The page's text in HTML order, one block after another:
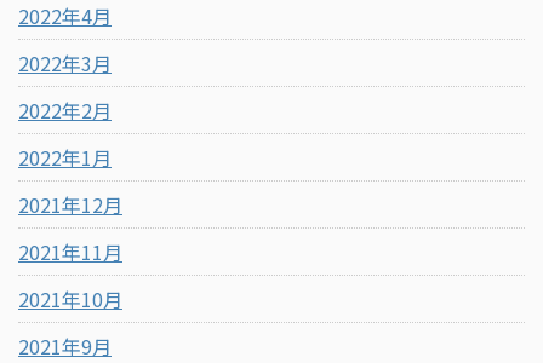
2022年4月
2022年3月
2022年2月
2022年1月
2021年12月
2021年11月
2021年10月
2021年9月